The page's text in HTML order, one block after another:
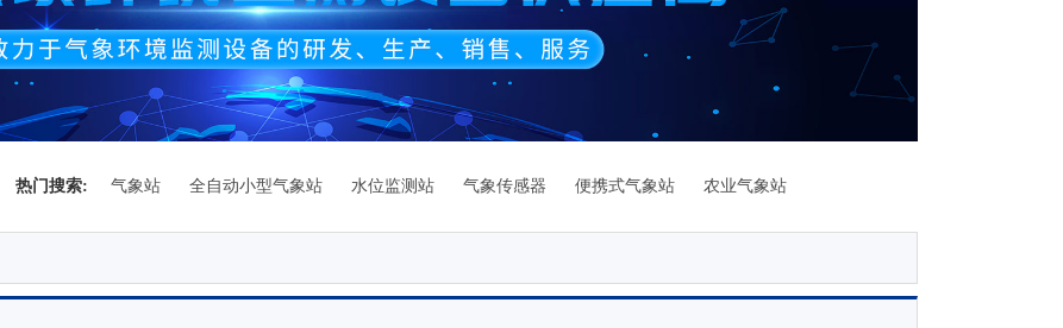
热门搜索: 气象站 全自动小型气象站 水位监测站 气象传感器 便携式气象站 农业气象站